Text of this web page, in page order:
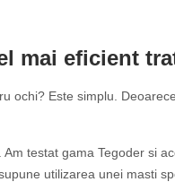
mai eficient
ochi? Este simplu.
testat gama Tegoder si
utilizarea unei masti